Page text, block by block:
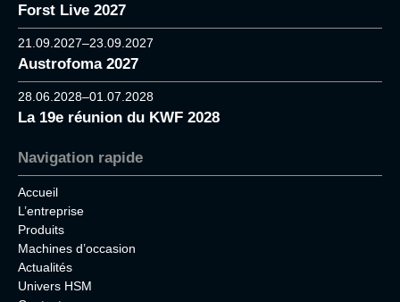
Forst Live 2027
21.09.2027–23.09.2027
Austrofoma 2027
28.06.2028–01.07.2028
La 19e réunion du KWF 2028
Navigation rapide
Accueil
L’entreprise
Produits
Machines d’occasion
Actualités
Univers HSM